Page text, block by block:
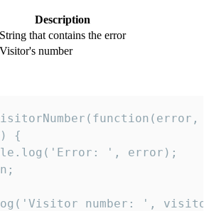
Description
String that contains the error
Visitor's number
{
', error);
number: ',